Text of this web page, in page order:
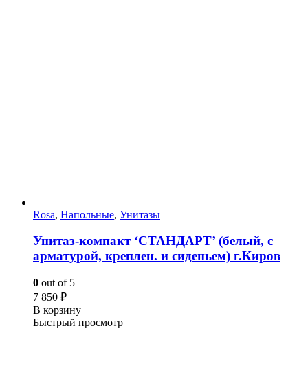
Rosa, Напольные, Унитазы
Унитаз-компакт ‘СТАНДАРТ’ (белый, с
арматурой, креплен. и сиденьем) г.Киров
0 out of 5
7 850 ₽
В корзину
Быстрый просмотр